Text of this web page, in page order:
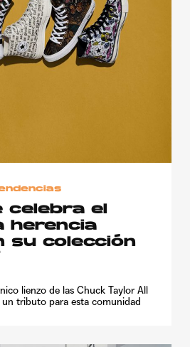
celebra el
herencia
su colección
lienzo de las Chuck Taylor All
tributo para esta comunidad